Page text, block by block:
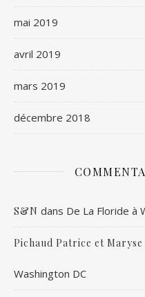
mai 2019
avril 2019
mars 2019
décembre 2018
S&N dans De La Floride à
Pichaud Patrice et Maryse
Washington DC